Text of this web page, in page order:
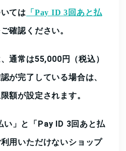
ては 「Pay ID 3回あと払
確認ください。
通常は55,000円（税込）
が完了している場合は、
額が設定されます。
い」と「Pay ID 3回あと払
用いただけないショップ